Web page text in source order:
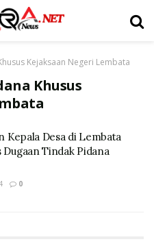
Kejaksaan Negeri Lembata
Khusus
Kepala Desa di Lembata
Tindak Pidana
0